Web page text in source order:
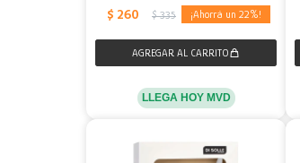
$ 260 $ 335 22
LLEGA HOY MVD